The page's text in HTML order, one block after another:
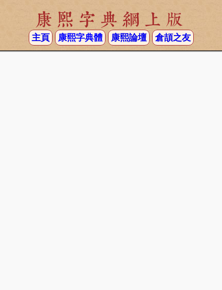
康熙字典網上版
主頁 康熙字典體 康熙論壇 倉頡之友